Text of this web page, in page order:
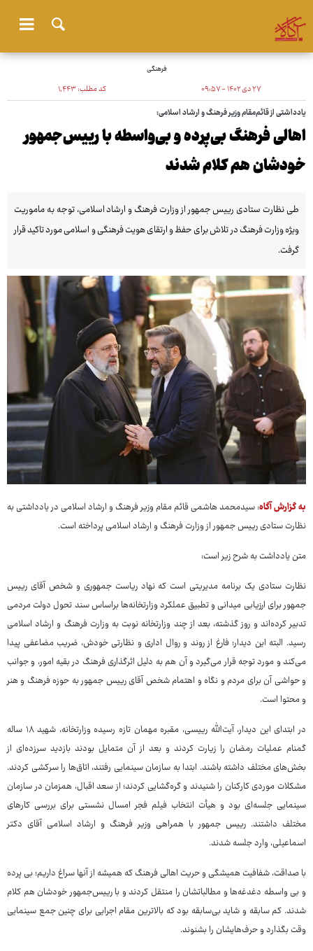
فرهنگی
۲۷ دی ۱۴۰۲ - ۰۹:۵۷ کد مطلب:۱٬۴۴۳
یادداشتی از قائم‌مقام وزیر فرهنگ و ارشاد اسلامی:
اهالی فرهنگ بی‌پرده و بی‌واسطه با رییس‌جمهور
خودشان هم کلام شدند
طی نظارت ستادی رییس جمهور از وزارت فرهنگ و ارشاد اسلامی، توجه به ماموریت
ویژه وزارت فرهنگ در تلاش برای حفظ و ارتقای هویت فرهنگی و اسلامی مورد تاکید قرار
گرفت.
به گزارش آگاه: سیدمحمد هاشمی قائم مقام وزیر فرهنگ و ارشاد اسلامی در یادداشتی به
نظارت ستادی رییس جمهور از وزارت فرهنگ و ارشاد اسلامی پرداخته است.
متن یادداشت به شرح زیر است:
نظارت ستادی یک برنامه مدیریتی است که نهاد ریاست جمهوری و شخص آقای رییس
جمهور برای ارزیابی میدانی و تطبیق عملکرد وزارتخانه‌ها براساس سند تحول دولت مردمی
تدبیر کرده‌اند و روز گذشته، بعد از چند وزارتخانه نوبت به وزارت فرهنگ و ارشاد اسلامی
رسید. البته این دیدار؛ فارغ از روند و روال اداری و نظارتی خودش، ضریب مضاعفی پیدا
می‌کند و مورد توجه قرار می‌گیرد و آن هم به دلیل اثرگذاری فرهنگ در بقیه امور، و جوانب
و حواشی آن برای مردم و نگاه و اهتمام شخص آقای رییس جمهور به حوزه فرهنگ و هنر
و محتوا است.
در ابتدای این دیدار، آیت‌الله رییسی، مقبره مهمان تازه رسیده وزارتخانه، شهید ۱۸ ساله
گمنام عملیات رمضان را زیارت کردند و بعد از آن متمایل بودند بازدید سرزده‌ای از
بخش‌های مختلف داشته باشند. ابتدا به سازمان سینمایی رفتند، اتاق‌ها را سرکشی کردند.
مشکلات موردی کارکنان را شنیدند و گره‌گشایی کردند؛ از سعد اقبال، همزمان در سازمان
سینمایی جلسه‌ای بود و هیأت انتخاب فیلم فجر امسال نشستی برای بررسی کارهای
مختلف داشتند. رییس جمهور با همراهی وزیر فرهنگ و ارشاد اسلامی آقای دکتر
اسماعیلی، وارد جلسه شدند.
با صداقت، شفافیت همیشگی و حریت اهالی فرهنگ که همیشه از آنها سراغ داریم؛ بی پرده
و بی واسطه دغدغه‌ها و مطالباتشان را منتقل کردند و با رییس‌جمهور خودشان هم کلام
شدند. کم سابقه و شاید بی‌سابقه بود که بالاترین مقام اجرایی برای چنین جمع سینمایی
وقت بگذارد و حرف‌هایشان را بشنوند.